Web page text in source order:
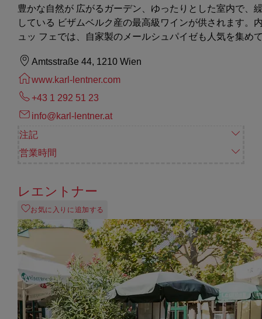
豊かな自然が 広がるガーデン、ゆったりとした室内で、
している ビザムベルク産の最高級ワインが供されます。
ュッ フェでは、自家製のメールシュパイゼも人気を集め
Amtsstraße 44, 1210 Wien
www.karl-lentner.com
+43 1 292 51 23
info@karl-lentner.at
注記
営業時間
レエントナー
お気に入りに追加する